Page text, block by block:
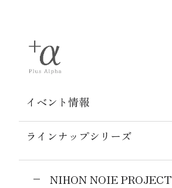
イベント情報
ラインナップシリーズ
NIHON NOIE PROJECT